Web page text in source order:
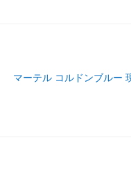
マーテル コルドンブルー